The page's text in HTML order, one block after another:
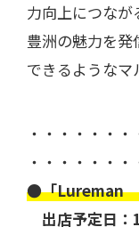
力向上につなが
豊洲の魅力を
できるようなマ
・・・・・・
・・・・・・・
●「Lureman
出店予定日：